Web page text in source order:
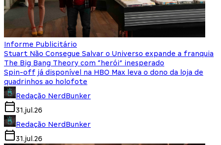
Informe Publicitário
Stuart Não Consegue Salvar o Universo expande a franquia
The Big Bang Theory com “herói” inesperado
Spin-off já disponível na HBO Max leva o dono da loja de
quadrinhos ao holofote
Redação NerdBunker
31.jul.26
Redação NerdBunker
31.jul.26